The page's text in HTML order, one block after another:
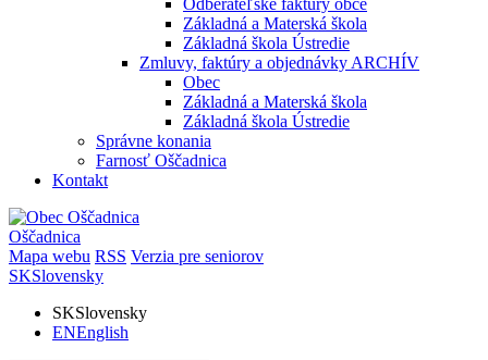
Odberateľské faktúry obce
Základná a Materská škola
Základná škola Ústredie
Zmluvy, faktúry a objednávky ARCHÍV
Obec
Základná a Materská škola
Základná škola Ústredie
Správne konania
Farnosť Oščadnica
Kontakt
Oščadnica
Mapa webu RSS Verzia pre seniorov
SKSlovensky
SKSlovensky
ENEnglish